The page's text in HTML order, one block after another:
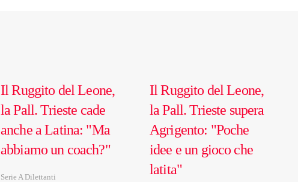
Il Ruggito del Leone,
la Pall. Trieste cade
anche a Latina: "Ma
abbiamo un coach?"
Serie A Dilettanti
Il Ruggito del Leone,
la Pall. Trieste supera
Agrigento: "Poche
idee e un gioco che
latita"